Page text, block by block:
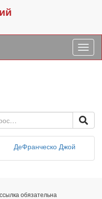
ДеФранческо Джой
обязательна